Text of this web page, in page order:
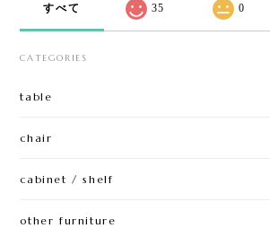
すべて 35 0
CATEGORIES
table
chair
cabinet / shelf
other furniture